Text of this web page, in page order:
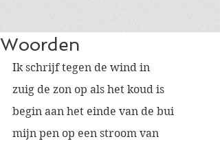
Woorden
Ik schrijf tegen de wind in
zuig de zon op als het koud is
begin aan het einde van de bui
mijn pen op een stroom van